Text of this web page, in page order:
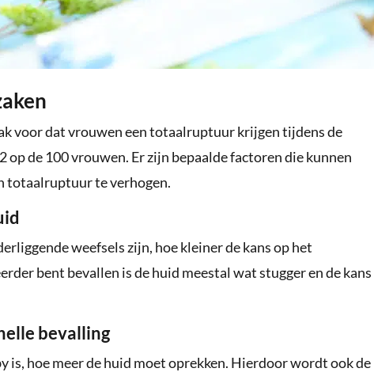
voor dat vrouwen een totaalruptuur krijgen tijdens de
op de 100 vrouwen. Er zijn bepaalde factoren die kunnen
totaalruptuur te verhogen.
weefsels zijn, hoe kleiner de kans op het
bent bevallen is de huid meestal wat stugger en de kans
bevalling
is, hoe meer de huid moet oprekken. Hierdoor wordt ook de